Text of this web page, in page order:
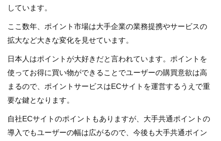
しています。
ここ数年、ポイント市場は大手企業の業務提携やサービスの
拡大など大きな変化を見せています。
日本人はポイントが大好きだと言われています。ポイントを
使ってお得に買い物ができることでユーザーの購買意欲は高
まるので、ポイントサービスはECサイトを運営するうえで重
要な鍵となります。
自社ECサイトのポイントもありますが、大手共通ポイントの
導入でもユーザーの幅は広がるので、今後も大手共通ポイン